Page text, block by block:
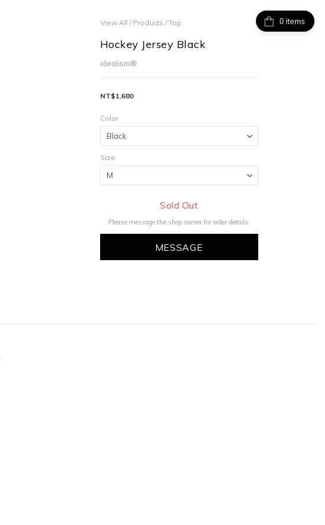
items
View All / Products /Top
Hockey Jersey Black
idealism®
NT$1,680
Color
Size
Sold Out
Please message the shop owner for order details.
MESSAGE